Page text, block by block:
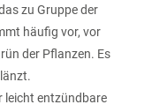
zu Gruppe der
häufig vor, vor
der Pflanzen. Es
leicht entzündbare